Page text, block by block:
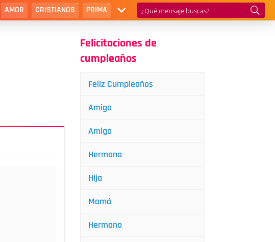
AMOR CRISTIANOS PRIMA
Felicitaciones de
cumpleaños
Feliz Cumpleaños
Amiga
Amigo
Hermana
Hija
Mamá
Hermano